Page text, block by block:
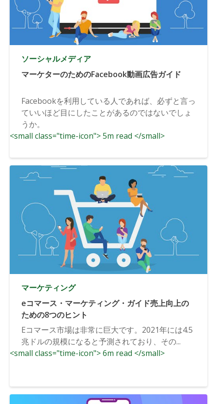
ソーシャルメディア
マーケターのためのFacebook動画広告ガイド
Facebookを利用している人であれば、必ずと言っ
ていいほど目にしたことがあるのではないでしょ
うか。
<small class="time-icon"> 5m read </small>
マーケティング
eコマース・マーケティング・ガイド売上向上の
ための8つのヒント
Eコマース市場は非常に巨大です。2021年には4.5
兆ドルの規模になると予測されており、その...
<small class="time-icon"> 6m read </small>